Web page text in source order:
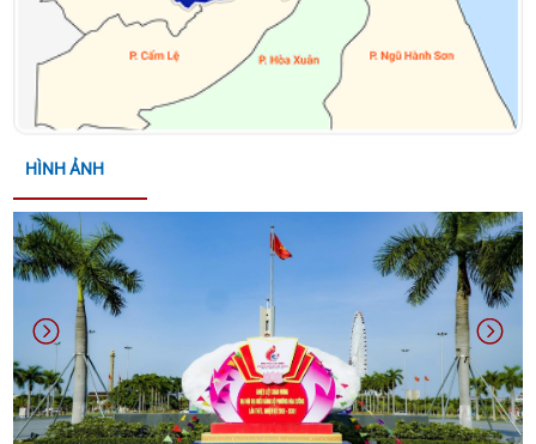
THÔNG BÁO ĐĂNG KÝ THAM GIA HỘI CHỢ TRIỂN
LÃM HÀNG CÔNG NGHIỆP NÔNG THÔN – KHƠI
NGUỒN ĐỔI MỚI, THÚC ĐẨY THƯƠNG HIỆU VIỆT
THÔNG BÁO THỜI GIAN TỔ CHỨC HỘI NGHỊ KẾT
NỐI GIAO THƯƠNG VÀ TRƯNG BÀY, GIỚI THIỆU SẢN
PHẨM OCOP THÀNH PHỐ ĐÀ NẴNG
THÔNG BÁO LỄ HỘI ĐÀ NẴNG FOOD TOUR 2026 VÀ
LỄ HỘI PHÁO HOA QUỐC TẾ ĐÀ NẴNG (DIFF) 2026
CỦA UBND THÀNH PHỐ ĐÀ NẴNG
HÌNH ẢNH